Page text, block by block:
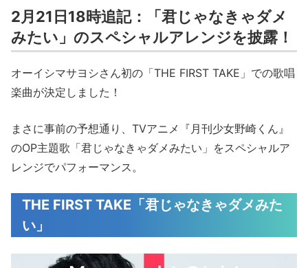
2月21日18時追記：「君じゃなきゃダメ
みたい」のスペシャルアレンジを披露！
オーイシマサヨシさん初の「THE FIRST TAKE」での歌唱
楽曲が決定しました！
まさに事前の予想通り、TVアニメ『月刊少女野崎くん』
のOP主題歌「君じゃなきゃダメみたい」をスペシャルア
レンジでパフォーマンス。
THE FIRST TAKE「君じゃなきゃダメみた
い」